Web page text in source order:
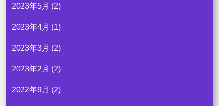
2023年5月 (2)
2023年4月 (1)
2023年3月 (2)
2023年2月 (2)
2022年9月 (2)